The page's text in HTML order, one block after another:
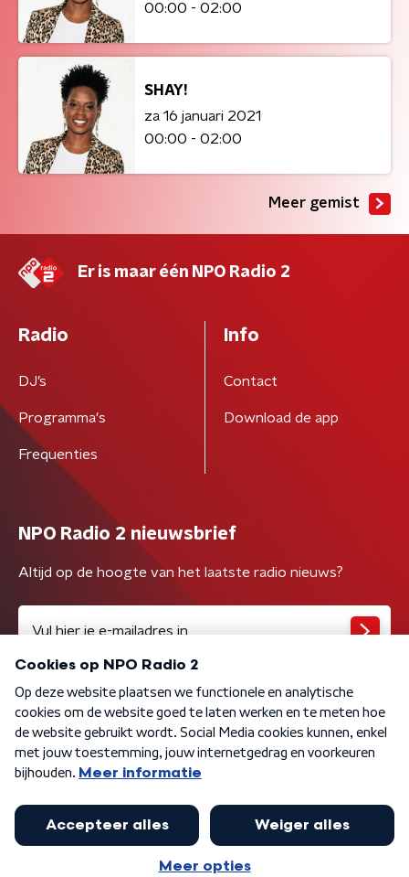
00:00 - 02:00
SHAY!
za 16 januari 2021
00:00 - 02:00
Meer gemist
Er is maar één NPO Radio 2
Radio
DJ’s
Programma's
Frequenties
Info
Contact
Download de app
NPO Radio 2 nieuwsbrief
Altijd op de hoogte van het laatste radio nieuws?
Algemene voorwaarden